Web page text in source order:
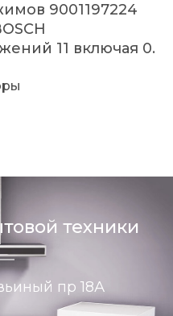
9001197224
11 включая 0.
техники
пр 18А